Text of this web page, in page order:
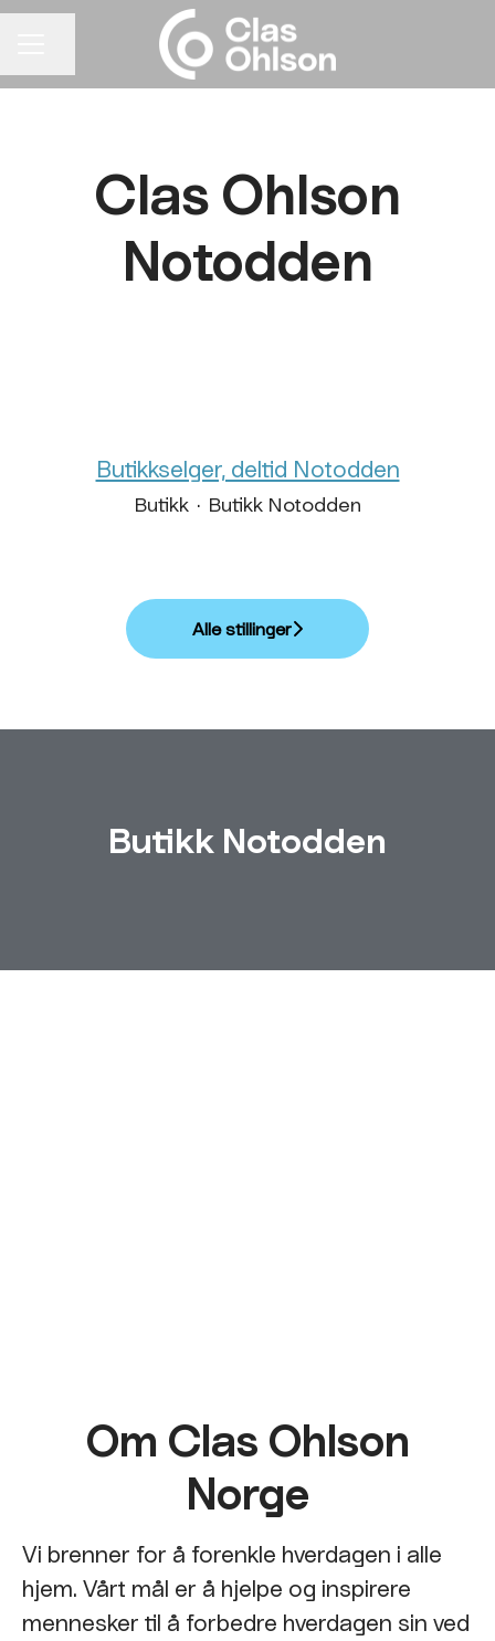
Clas Ohlson
Notodden
Butikkselger, deltid Notodden
Butikk · Butikk Notodden
Alle stillinger
Butikk Notodden
Om Clas Ohlson
Norge
Vi brenner for å forenkle hverdagen i alle
hjem. Vårt mål er å hjelpe og inspirere
mennesker til å forbedre hverdagen sin ved